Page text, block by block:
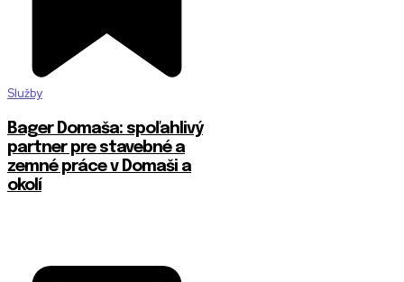
Služby
Bager Domaša: spoľahlivý
partner pre stavebné a
zemné práce v Domaši a
okolí